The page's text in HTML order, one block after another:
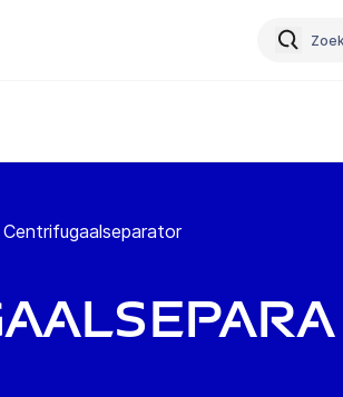
Centrifugaalseparator